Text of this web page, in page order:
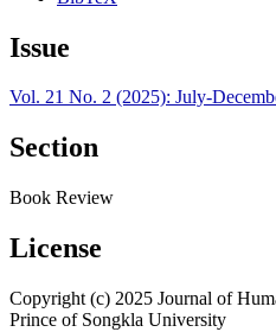
Issue
Vol. 21 No. 2 (2025): July-
Section
Book Review
License
Copyright (c) 2025 Journal of
Prince of Songkla University